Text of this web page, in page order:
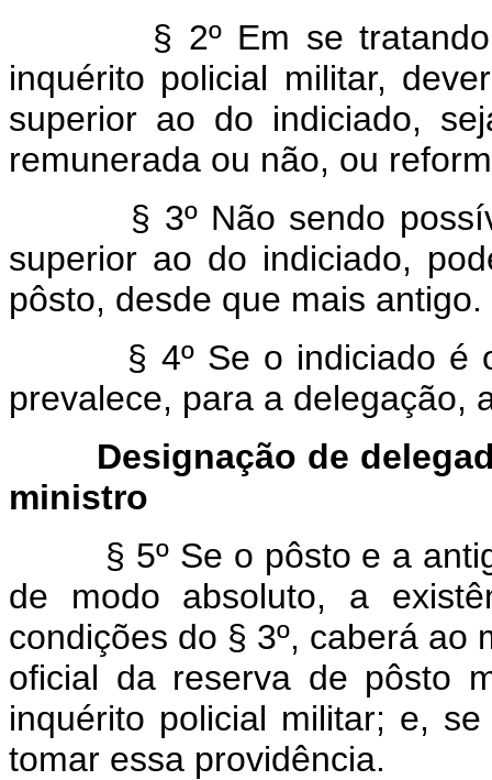
§ 2º Em se
inquérito policial militar,
superior ao do indiciado,
remunerada ou não, ou
§ 3º Não sendo
superior ao do indiciado,
pôsto, desde que mais antigo.
§ 4º Se o indiciado é
prevalece, para a delegação,
Designação de
ministro
§ 5º Se o pôsto e a
de modo absoluto, a
condições do § 3º, caberá ao
oficial da reserva de pôsto
inquérito policial militar; e,
tomar essa providência.